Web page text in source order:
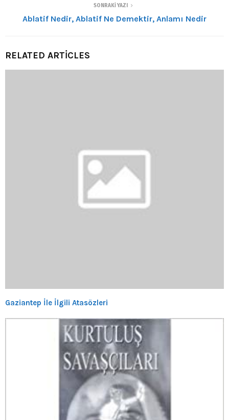
SONRAKI YAZI
Ablatif Nedir, Ablatif Ne Demektir, Anlamı Nedir
RELATED ARTICLES
Gaziantep İle İlgili Atasözleri